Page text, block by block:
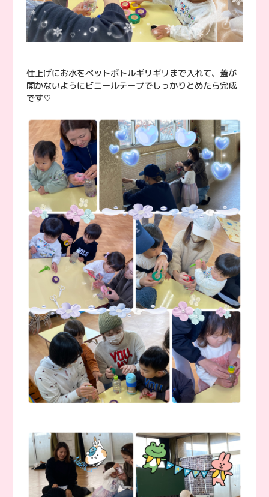
仕上げにお水をペットボトルギリギリまで入れて、蓋が
開かないようにビニールテープでしっかりとめたら完成
です♡